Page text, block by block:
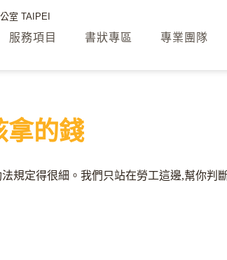
室 TAIPEI
服務項目 書狀專區 專業團隊
拿的錢
定得很細。我們只站在勞工這邊,幫你判